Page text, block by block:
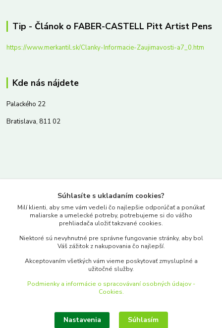
Tip - Článok o FABER-CASTELL Pitt Artist Pens
https://www.merkantil.sk/Clanky-Informacie-Zaujimavosti-a7_0.htm
Kde nás nájdete
Palackého 22
Bratislava, 811 02
www.merkantil.sk
Pondelok-Piatok: 9.00-17.00hod.
objednavky@merkantil-obchod.sk
Súhlasíte s ukladaním cookies?
Milí klienti, aby sme vám vedeli čo najlepšie odporúčať a ponúkať
maliarske a umelecké potreby, potrebujeme si do vášho
prehliadača uložiť takzvané cookies.
Niektoré sú nevyhnutné pre správne fungovanie stránky, aby bol
Váš zážitok z nakupovania čo najlepší.
Akceptovaním všetkých vám vieme poskytovať zmysluplné a
užitočné služby.
Podmienky a informácie o spracovávaní osobných údajov -
Cookies.
Nastavenia Súhlasím